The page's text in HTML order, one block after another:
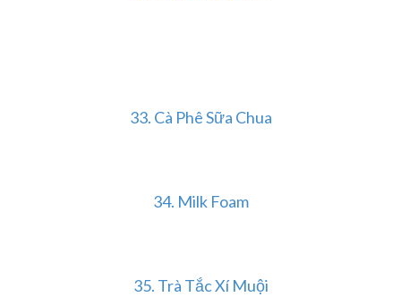
33. Cà Phê Sữa Chua
34. Milk Foam
35. Trà Tắc Xí Muội